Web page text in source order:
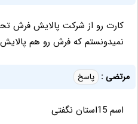
کارت رو از شرکت پالایش فرش
نمیدونستم که فرش رو هم
مرتضی : پاسخ
اسم 15استان نگفتی